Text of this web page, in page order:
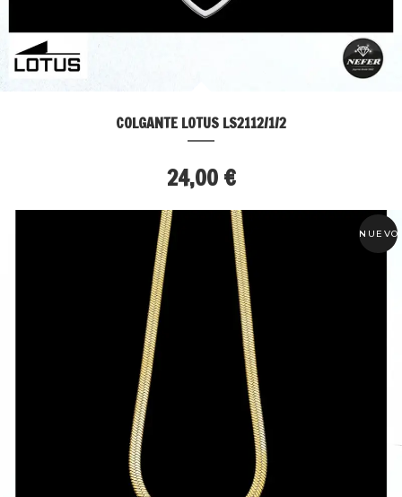
COLGANTE LOTUS LS2112/1/2
24,00 €
NUEVO